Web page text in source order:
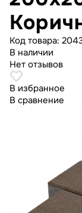
Код товара:
В наличии
Нет отзывов
В избранное
В сравнение